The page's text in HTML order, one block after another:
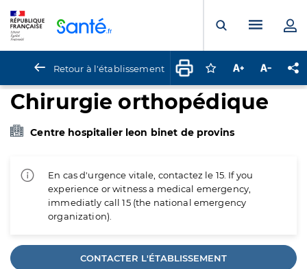
Ouvrir laMenu
Retour à l'établissement Connectez-vous
Augmenter la
Chirurgie orthopédique
Centre hospitalier leon binet de provins
En cas d'urgence vitale, contactez le 15. If you
experience or witness a medical emergency,
immediatly call 15 (the national emergency
organization).
CONTACTER L'ÉTABLISSEMENT